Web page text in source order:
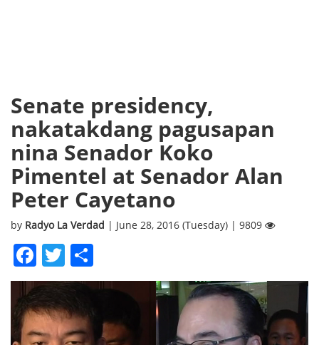
Senate presidency,
nakatakdang pagusapan
nina Senador Koko
Pimentel at Senador Alan
Peter Cayetano
by Radyo La Verdad | June 28, 2016 (Tuesday) | 9809
Facebook
Twitter